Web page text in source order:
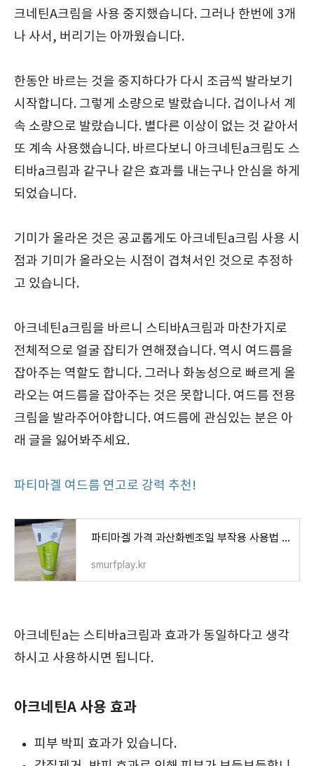
크네틴A크림을 사용 중지했습니다. 그러나 한번에 3개
나 사서, 버리기는 아까웠습니다.
한동안 바르는 것을 중지하다가 다시 조금씩 발라보기
시작합니다. 그렇게 소량으로 발랐습니다. 겁이나서 계
속 소량으로 발랐습니다. 별다른 이상이 없는 것 같아서
또 계속 사용했습니다. 바르다보니 아크네틴a크림도 스
티바a크림과 같구나 같은 효과를 내는구나 안심을 하게
되었습니다.
기미가 올라온 것은 공교롭게도 아크네틴a크림 사용 시
점과 기미가 올라오는 시점이 겹쳐서인 것으로 추정하
고 있습니다.
아크네틴a크림을 바르니 스티바A크림과 마찬가지로
전체적으로 얼굴 잡티가 연해졌습니다. 역시 여드름을
잡아주는 역할도 합니다. 그러나 화농성으로 빠르게 올
라오는 여드름을 잡아주는 것은 못합니다. 여드름 전용
크림을 발라주어야합니다. 여드름에 관심있는 분은 아
래 글을 잃어봐주세요.
파티마겔 여드름 연고로 강력 추천!
파티마겔 가격 과산화벤조일 부작용 사용법 후기 약국 여드름 연고로 강력 추천!
smurfplay.kr
아크네틴a는 스티바a크림과 효과가 동일하다고 생각
하시고 사용하시면 됩니다.
아크네틴A 사용 효과
피부 박피 효과가 있습니다.